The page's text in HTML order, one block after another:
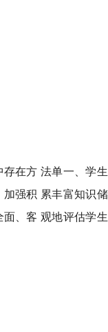
在方 法单一、学生
强积 累丰富知识储
、客 观地评估学生